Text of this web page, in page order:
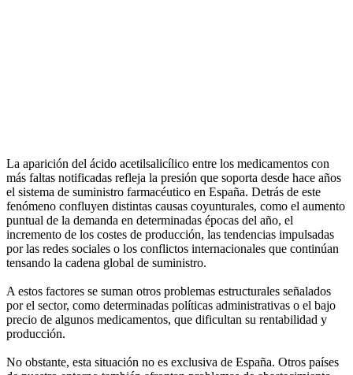
La aparición del ácido acetilsalicílico entre los medicamentos con
más faltas notificadas refleja la presión que soporta desde hace años
el sistema de suministro farmacéutico en España. Detrás de este
fenómeno confluyen distintas causas coyunturales, como el aumento
puntual de la demanda en determinadas épocas del año, el
incremento de los costes de producción, las tendencias impulsadas
por las redes sociales o los conflictos internacionales que continúan
tensando la cadena global de suministro.
A estos factores se suman otros problemas estructurales señalados
por el sector, como determinadas políticas administrativas o el bajo
precio de algunos medicamentos, que dificultan su rentabilidad y
producción.
No obstante, esta situación no es exclusiva de España. Otros países